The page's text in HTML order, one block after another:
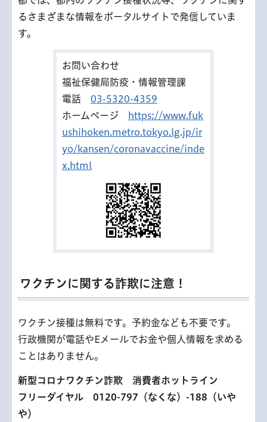
るさまざまな情報をポータルサイトで発信していま
す。
お問い合わせ
福祉保健局防疫・情報管理課
電話 03-5320-4359
ホームページ
https://www.fuk
ushihoken.metro.tokyo.lg.jp/ir
yo/kansen/coronavaccine/inde
x.html
ワクチンに関する詐欺に注意！
ワクチン接種は無料です。予約金なども不要です。
行政機関が電話やEメールでお金や個人情報を求める
ことはありません。
新型コロナワクチン詐欺 消費者ホットライン
フリーダイヤル 0120-797（なくな）-188（いや
や）